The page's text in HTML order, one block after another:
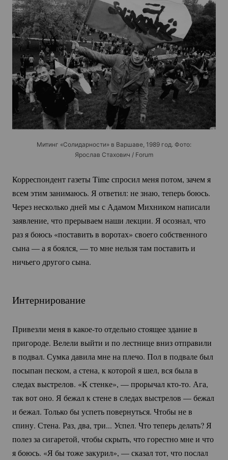
Митинг «Солидарности» в Варшаве, 1989 год. Фото:
Ярослав Стахович / Forum
Корреспондент газеты Time спросил меня потом, зачем я
всем этим занимаюсь. Я ответил: не знаю, теперь боюсь.
Через несколько дней мы с Адамом Михником написали
заявление, что прерываем наши лекции. Я осознал, что
раз я боюсь «поставить в воротах» своего собственного
сына — а я боялся, — то мне нельзя там поставить и
ничьего другого сына.
Интернирование
Привезли меня в какое-тоотдельно стоящее здание в
пригороде. Велели выйти и по лестнице вниз отправили
в подвал. Сумка давила мне на плечо. Пол в подвале был
посыпан песком, а стена, к которой я шел, вся была в
следах выстрелов. «К стенке», — прорычалкто-то. Ага,
так вот оно. Я бежал к стене в следах выстрелов — бежал
и бежал. Только бы успеть повернуться. Чтобы не в
спину. Стена. Раз, два, три... Успел. Что теперь делать? Я
полез за сигаретой, чтобы скрыть, что горестно мне и что
я боюсь. «Я бы тоже закурил», — сказал тот, что послал